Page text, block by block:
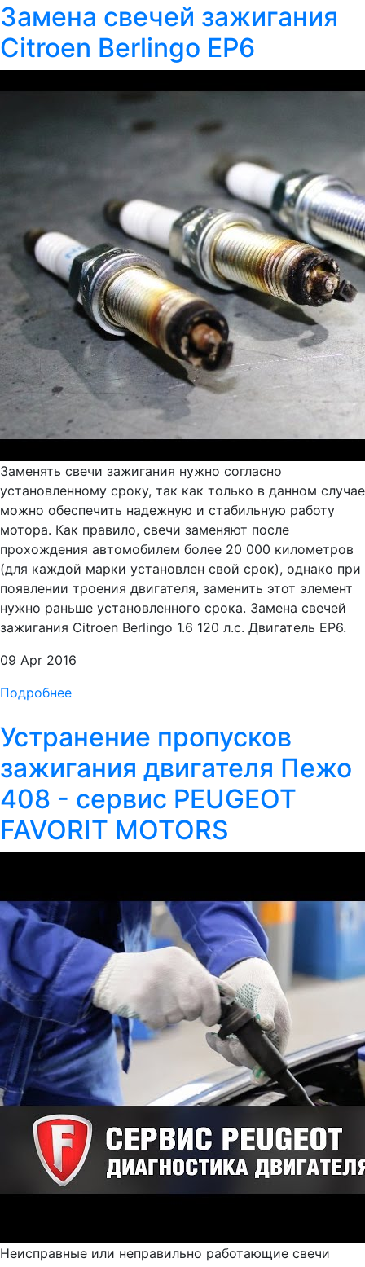
Замена свечей зажигания
Citroen Berlingo EP6
Заменять свечи зажигания нужно согласно
установленному сроку, так как только в данном случае
можно обеспечить надежную и стабильную работу
мотора. Как правило, свечи заменяют после
прохождения автомобилем более 20 000 километров
(для каждой марки установлен свой срок), однако при
появлении троения двигателя, заменить этот элемент
нужно раньше установленного срока. Замена свечей
зажигания Citroen Berlingo 1.6 120 л.с. Двигатель EP6.
09 Apr 2016
Подробнее
Устранение пропусков
зажигания двигателя Пежо
408 - сервис PEUGEOT
FAVORIT MOTORS
Неисправные или неправильно работающие свечи